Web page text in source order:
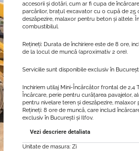
accesorii și dotări, cum ar fi cupa de
parcărilor, brațul excavator cu o cupă de 25
deszăpezire, malaxor pentru beton și altele.
combustibilul.
Rețineți: Durata de închiriere este de 8 ore,
de la locul de muncă (aproximativ 2 ore).
Serviciile sunt disponibile exclusiv în
Inchiriem utilaj Mini-Încărcător frontal de 2,4
Încărcare, perie pentru curățarea pavajelor,
pentru nivelare teren și deszăpezire,
Rețineți: 8 ore de muncă, care includ
exclusiv în București și Ilfov.
Vezi descriere detaliata
Unitate de masura: Zi